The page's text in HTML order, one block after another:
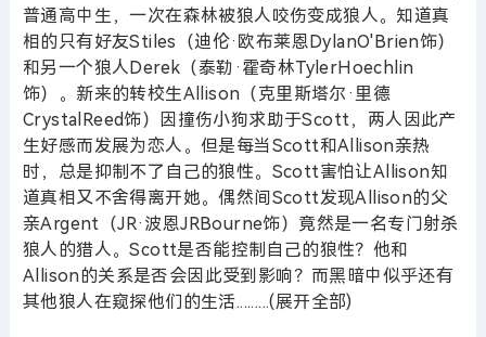
普通高中生，一次在森林被狼人咬伤变成狼人。知道真
相的只有好友Stiles（迪伦·欧布莱恩DylanO'Brien饰）
和另一个狼人Derek（泰勒·霍奇林TylerHoechlin
饰）。新来的转校生Allison（克里斯塔尔·里德
CrystalReed饰）因撞伤小狗求助于Scott，两人因此产
生好感而发展为恋人。但是每当Scott和Allison亲热
时，总是抑制不了自己的狼性。Scott害怕让Allison知
道真相又不舍得离开她。偶然间Scott发现Allison的父
亲Argent（JR·波恩JRBourne饰）竟然是一名专门射杀
狼人的猎人。Scott是否能控制自己的狼性？他和
Allison的关系是否会因此受到影响？而黑暗中似乎还有
其他狼人在窥探他们的生活.........(展开全部)